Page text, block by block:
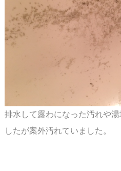
排水して露わになった汚れや
したが案外汚れていました。